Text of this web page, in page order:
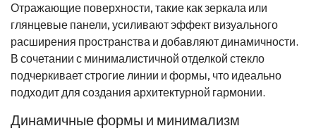
Отражающие поверхности, такие как зеркала или
глянцевые панели, усиливают эффект визуального
расширения пространства и добавляют динамичности.
В сочетании с минималистичной отделкой стекло
подчеркивает строгие линии и формы, что идеально
подходит для создания архитектурной гармонии.
Динамичные формы и минимализм